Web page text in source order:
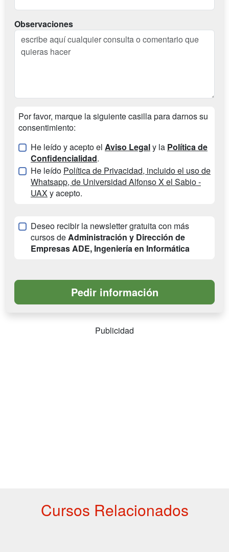
Observaciones
Por favor, marque la siguiente casilla para darnos su
consentimiento:
He leído y acepto el Aviso Legaly la Política de
Confidencialidad.
He leído Política de Privacidad, incluido el uso de
Whatsapp, de Universidad Alfonso X el Sabio -
UAX y acepto.
Deseo recibir la newsletter gratuita con más
cursos deAdministración y Dirección de
Empresas ADE, Ingeniería en Informática
Publicidad
Cursos Relacionados